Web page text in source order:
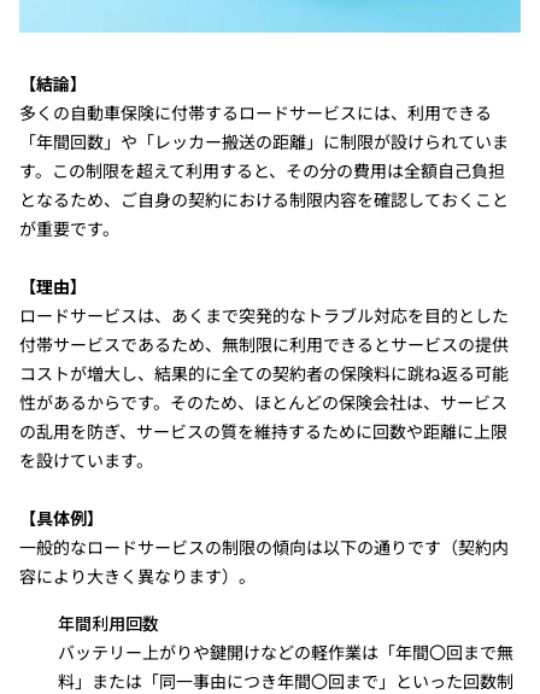
【結論】
多くの自動車保険に付帯するロードサービスには、利用できる
「年間回数」や「レッカー搬送の距離」に制限が設けられていま
す。この制限を超えて利用すると、その分の費用は全額自己負担
となるため、ご自身の契約における制限内容を確認しておくこと
が重要です。
【理由】
ロードサービスは、あくまで突発的なトラブル対応を目的とした
付帯サービスであるため、無制限に利用できるとサービスの提供
コストが増大し、結果的に全ての契約者の保険料に跳ね返る可能
性があるからです。そのため、ほとんどの保険会社は、サービス
の乱用を防ぎ、サービスの質を維持するために回数や距離に上限
を設けています。
【具体例】
一般的なロードサービスの制限の傾向は以下の通りです（契約内
容により大きく異なります）。
年間利用回数
バッテリー上がりや鍵開けなどの軽作業は「年間〇回まで無
料」または「同一事由につき年間〇回まで」といった回数制